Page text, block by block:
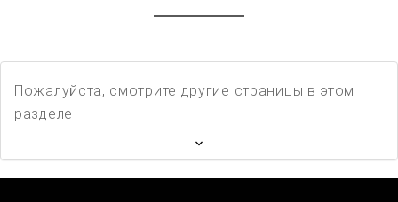
Пожалуйста, смотрите другие страницы в этом
разделе